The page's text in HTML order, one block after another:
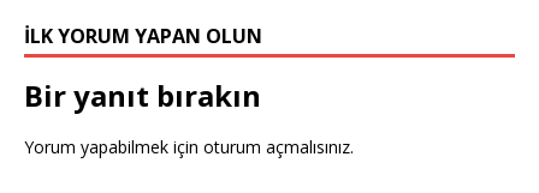
İLK YORUM YAPAN OLUN
Bir yanıt bırakın
Yorum yapabilmek için oturum açmalısınız.